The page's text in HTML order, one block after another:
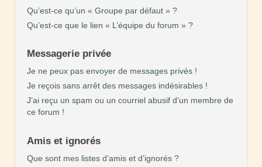
Qu’est-ce qu’un « Groupe par défaut » ?
Qu’est-ce que le lien « L’équipe du forum » ?
Messagerie privée
Je ne peux pas envoyer de messages privés !
Je reçois sans arrêt des messages indésirables !
J’ai reçu un spam ou un courriel abusif d’un membre de
ce forum !
Amis et ignorés
Que sont mes listes d’amis et d’ignorés ?